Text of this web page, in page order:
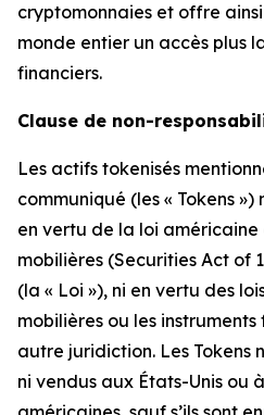
cryptomonnaies et offre
monde entier un accès plus
financiers.
Clause de non-
Les actifs tokenisés
communiqué (les « Tokens
en vertu de la loi américaine
mobilières (Securities Act of
(la « Loi »), ni en vertu des
mobilières ou les instruments
autre juridiction. Les Tokens
ni vendus aux États-Unis ou